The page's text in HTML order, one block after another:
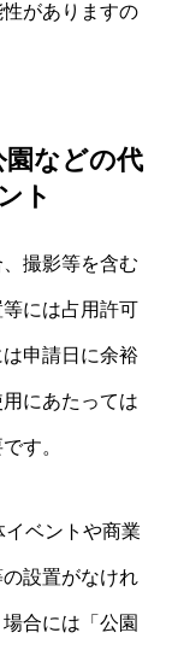
がありますの
園などの代
ト
撮影等を含む
には占用許可
申請日に余裕
にあたっては
す。
ベントや商業
設置がなけれ
合には「公園